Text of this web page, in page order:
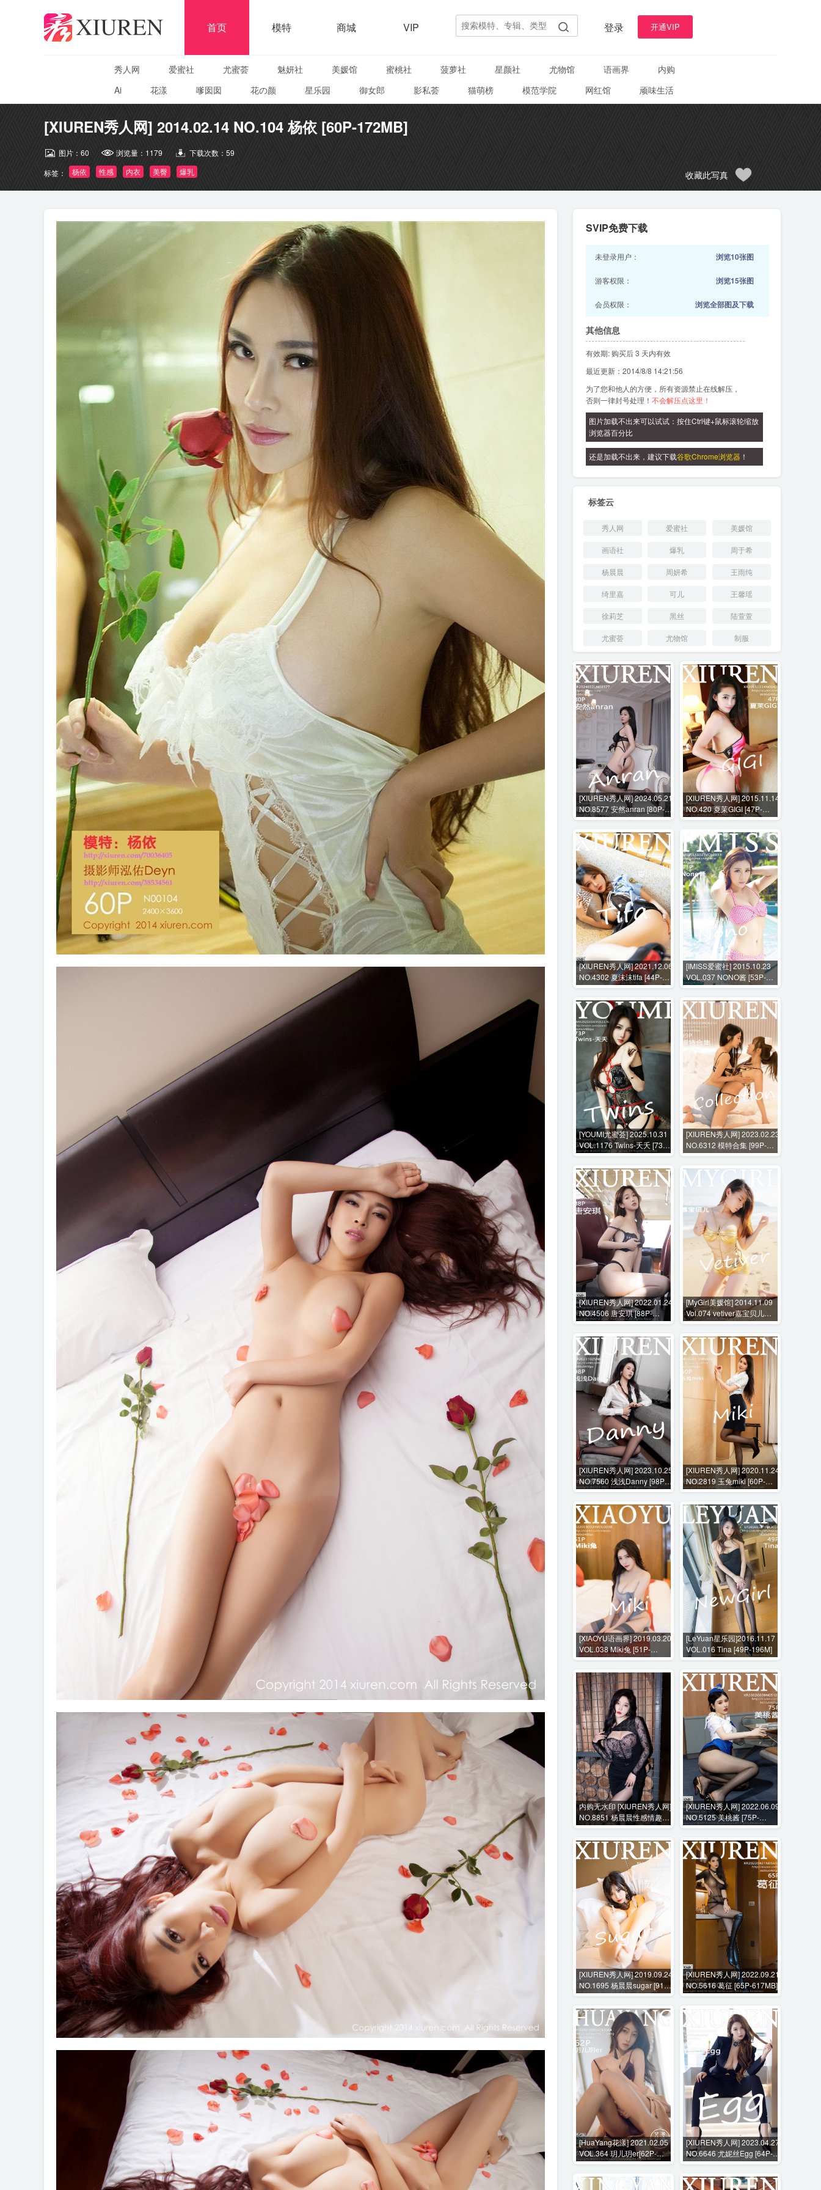
首页 模特 商城 VIP 登录 开通VIP
秀人网 爱蜜社 尤蜜荟 魅妍社 美媛馆 蜜桃社 菠萝社 星颜社 尤物馆 语画界
内购
Ai
花漾 嗲囡囡 花の颜 星乐园 御女郎 影私荟 猫萌榜 模范学院 网红馆 顽味生活
[XIUREN秀人网] 2014.02.14 NO.104 杨依 [60P-172MB]
图片： 60 浏览量： 1179 下载次数： 59
标签：
杨依 性感 内衣 美臀 爆乳 收藏此写真
SVIP免费下载
未登录用户： 浏览10张图
游客权限： 浏览15张图
会员权限： 浏览全部图及下载
其他信息
有效期: 购买后 3 天内有效
最近更新：2014/8/8 14:21:56
为了您和他人的方便，所有资源禁止在线解压，
否则一律封号处理！ 不会解压点这里！
图片加载不出来可以试试：按住Ctrl键+鼠标滚轮缩放
浏览器百分比
还是加载不出来，建议下载谷歌Chrome浏览器 ！
标签云
秀人网 爱蜜社 美媛馆
画语社 爆乳 周于希
杨晨晨 周妍希 王雨纯
绮里嘉 可儿 王馨瑶
徐莉芝 黑丝 陆萱萱
尤蜜荟 尤物馆 制服
[XIUREN秀人网] 2024.05.21
NO.8577 安然anran [80P-
773MB]
[XIUREN秀人网] 2015.11.14
NO.420 夏茉GIGI [47P-
243MB]
[XIUREN秀人网] 2021.12.06
NO.4302 夏沫沫tifa [44P-
475MB]
[IMISS爱蜜社] 2015.10.23
VOL.037 NONO酱 [53P-
109MB]
[YOUMI尤蜜荟] 2025.10.31
VOL.1176 Twins-夭夭 [73P-
831MB]
[XIUREN秀人网] 2023.02.23
NO.6312 模特合集 [99P-
779MB]
[XIUREN秀人网] 2022.01.24
NO.4506 唐安琪 [88P-
763MB]
[MyGirl美媛馆] 2014.11.09
Vol.074 vetiver嘉宝贝儿
[76P-283MB]
[XIUREN秀人网] 2023.10.25
NO.7560 浅浅Danny [98P-
1030MB]
[XIUREN秀人网] 2020.11.24
NO.2819 玉兔miki [60P-
558MB]
[XIAOYU语画界] 2019.03.20
VOL.038 Miki兔 [51P-
245MB]
[LeYuan星乐园]2016.11.17
VOL.016 Tina [49P-196M]
内购无水印 [XIUREN秀人网]
NO.8851 杨晨晨性感情趣内
衣+花絮视频 [96P+1V-
1012MB]
[XIUREN秀人网] 2022.06.09
NO.5125 美桃酱 [75P-
709MB]
[XIUREN秀人网] 2019.09.24
NO.1695 杨晨晨sugar [91P-
455MB]
[XIUREN秀人网] 2022.09.21
NO.5616 葛征 [65P-617MB]
[HuaYang花漾] 2021.02.05
VOL.364 玥儿玥er[62P-
694MB]
[XIUREN秀人网] 2023.04.27
NO.6646 尤妮丝Egg [64P-
524MB]